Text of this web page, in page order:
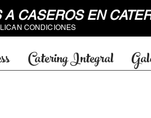
CASEROS EN
CONDICIONES
Catering Integral